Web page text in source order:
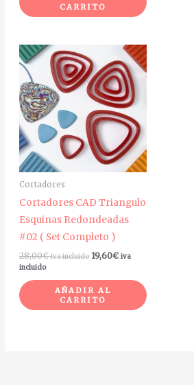
CARRITO
Cortadores
Cortadores CAD Triangulo
Esquinas Redondeadas
#02 ( Set Completo )
28,00€ iva incluido 19,60€ iva
incluido
AÑADIR AL
CARRITO